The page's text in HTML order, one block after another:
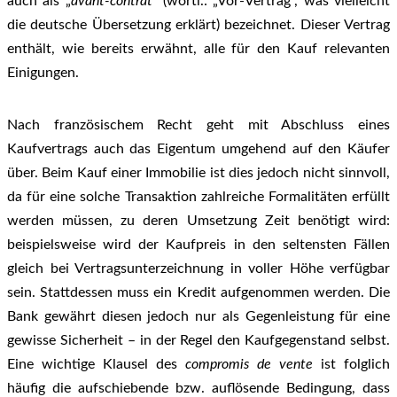
die deutsche Übersetzung erklärt) bezeichnet. Dieser Vertrag
enthält, wie bereits erwähnt, alle für den Kauf relevanten
Einigungen.
Nach französischem Recht geht mit Abschluss eines
Kaufvertrags auch das Eigentum umgehend auf den Käufer
über. Beim Kauf einer Immobilie ist dies jedoch nicht sinnvoll,
da für eine solche Transaktion zahlreiche Formalitäten erfüllt
werden müssen, zu deren Umsetzung Zeit benötigt wird:
beispielsweise wird der Kaufpreis in den seltensten Fällen
gleich bei Vertragsunterzeichnung in voller Höhe verfügbar
sein. Stattdessen muss ein Kredit aufgenommen werden. Die
Bank gewährt diesen jedoch nur als Gegenleistung für eine
gewisse Sicherheit – in der Regel den Kaufgegenstand selbst.
Eine wichtige Klausel des compromis de vente ist folglich
häufig die aufschiebende bzw. auflösende Bedingung, dass